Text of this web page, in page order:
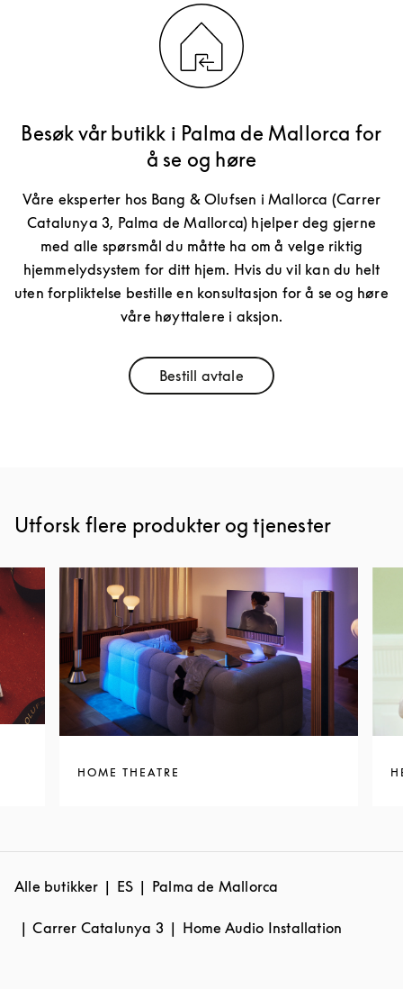
Besøk vår butikk i Palma de Mallorca for
å se og høre
Våre eksperter hos Bang & Olufsen i Mallorca (Carrer
Catalunya 3, Palma de Mallorca) hjelper deg gjerne
med alle spørsmål du måtte ha om å velge riktig
hjemmelydsystem for ditt hjem. Hvis du vil kan du helt
uten forpliktelse bestille en konsultasjon for å se og høre
våre høyttalere i aksjon.
Bestill avtaleLink Opens in New Tab
Utforsk flere produkter og tjenester
HOME THEATRE
Alle butikker ES Palma de Mallorca
Carrer Catalunya 3 Home Audio Installation